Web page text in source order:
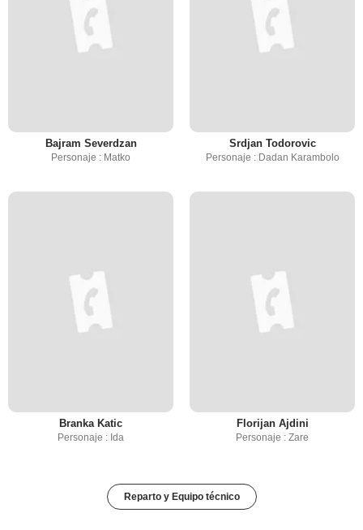
Bajram Severdzan
Personaje : Matko
Srdjan Todorovic
Personaje : Dadan Karambolo
Branka Katic
Personaje : Ida
Florijan Ajdini
Personaje : Zare
Reparto y Equipo técnico